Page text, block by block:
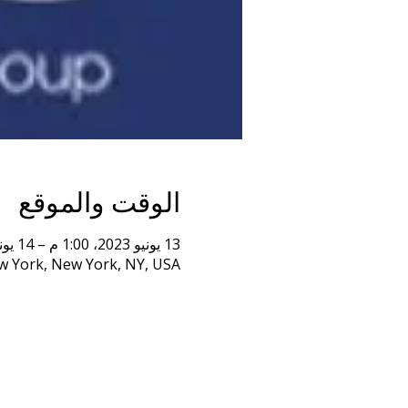
الوقت والموقع
13 يونيو 2023، 1:00 م – 14 يونيو 2023، 1:00 م
York, New York, NY, USA